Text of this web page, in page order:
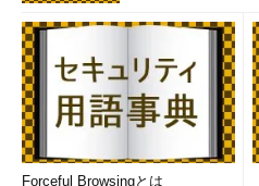
Forceful Browsingとは